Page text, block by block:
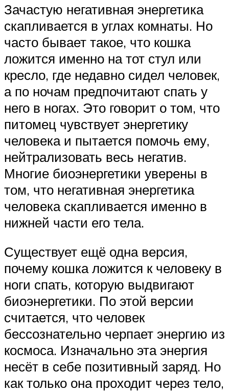
Зачастую негативная энергетика
скапливается в углах комнаты. Но
часто бывает такое, что кошка
ложится именно на тот стул или
кресло, где недавно сидел человек,
а по ночам предпочитают спать у
него в ногах. Это говорит о том, что
питомец чувствует энергетику
человека и пытается помочь ему,
нейтрализовать весь негатив.
Многие биоэнергетики уверены в
том, что негативная энергетика
человека скапливается именно в
нижней части его тела.
Существует ещё одна версия,
почему кошка ложится к человеку в
ноги спать, которую выдвигают
биоэнергетики. По этой версии
считается, что человек
бессознательно черпает энергию из
космоса. Изначально эта энергия
несёт в себе позитивный заряд. Но
как только она проходит через тело,